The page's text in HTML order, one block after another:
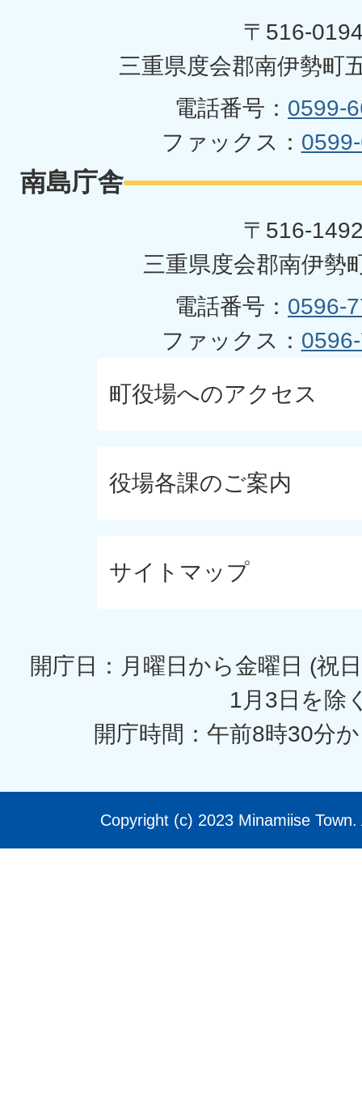
〒516-
三重県度会郡南伊勢町
電話番号： 0599-
ファックス：
南島庁舎
〒516-
三重県度会郡南伊勢
電話番号： 0596-
ファックス：
町役場へのアクセス
役場各課のご案内
サイトマップ
開庁日：月曜日から金曜日 (祝
1月3日を除
開庁時間：午前8時30分
Copyright (c) 2023 Minamiise